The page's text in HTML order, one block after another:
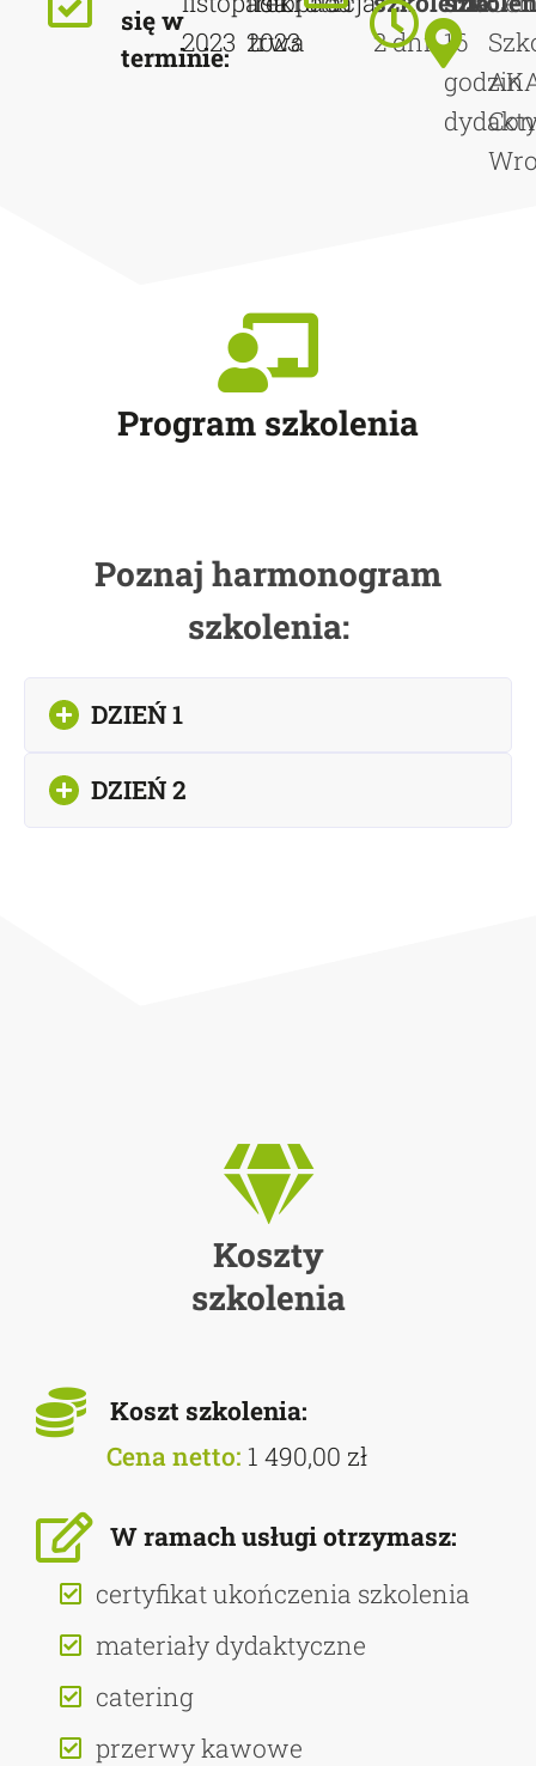
się w
terminie:
2023 2023
trwa
2 dni 16
godzin
Program szkolenia
Poznaj harmonogram
szkolenia:
DZIEŃ 1
DZIEŃ 2
Koszt szkolenia:
Cena netto: 1 490,00 zł
W ramach usługi otrzymasz:
certyfikat ukończenia szkolenia
materiały dydaktyczne
catering
przerwy kawowe
Koszty
szkolenia